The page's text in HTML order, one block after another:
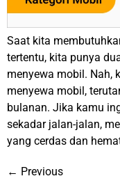
Saat kita
tertentu, kita punya
menyewa mobil. Nah,
menyewa mobil,
bulanan. Jika kamu
sekadar jalan-jalan,
yang cerdas dan
← Previous